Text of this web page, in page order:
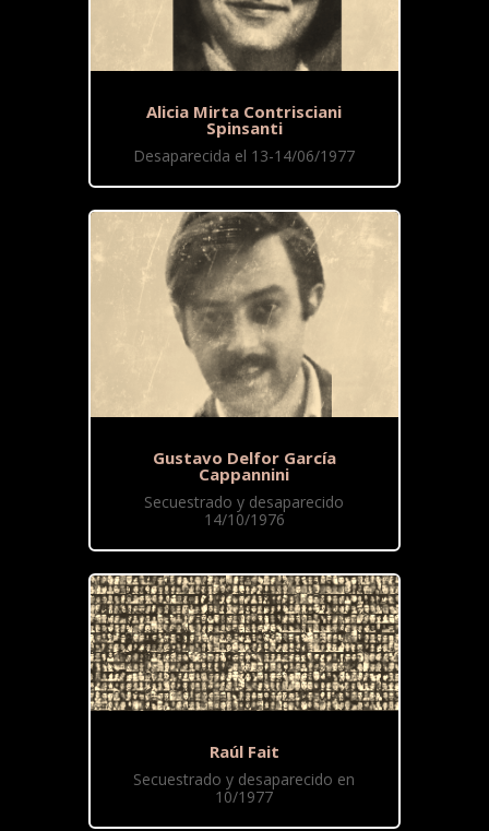
Alicia Mirta Contrisciani
Spinsanti
Desaparecida el 13-14/06/1977
Gustavo Delfor García
Cappannini
Secuestrado y desaparecido
14/10/1976
Raúl Fait
Secuestrado y desaparecido en
10/1977